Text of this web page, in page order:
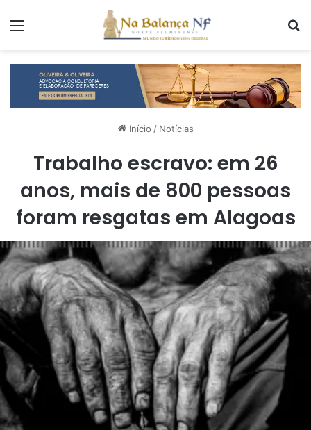
Início / Notícias
Trabalho escravo: em 26
anos, mais de 800 pessoas
foram resgatas em Alagoas